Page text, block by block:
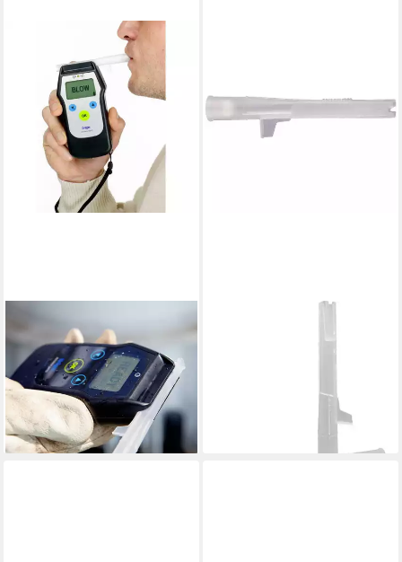
Alkoholtestgerät Slide 'n' Click
– Hygienische Mundstücke für
präzise 6810690
42,15 €
lieferbar - in 3-4 Werktagen bei dir
Alkoholtestgerät Mundstücke
lieferbar - in 2-3 Werktagen bei dir